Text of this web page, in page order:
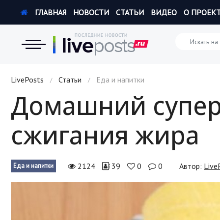
Новости
Экономика
Происшествия
Россия
ГЛАВНАЯ НОВОСТИ СТАТЬИ ВИДЕО О
LivePosts / Статьи / Еда и напитки
Домашний
сжигания жира
Еда и напитки 2124 39 0 0 Автор: